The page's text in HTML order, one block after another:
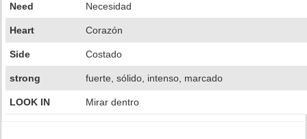
Need Necesidad
Heart Corazón
Side Costado
strong fuerte, sólido, intenso, marcado
LOOK IN Mirar dentro